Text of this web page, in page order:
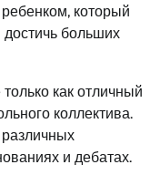
который
достичь больших
как отличный
коллектива.
и дебатах.